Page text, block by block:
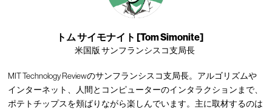
トム サイモナイト [Tom Simonite]
米国版 サンフランシスコ支局長
MIT Technology Reviewのサンフランシスコ支局長。アルゴリズムや
インターネット、人間とコンピューターのインタラクションまで、
ポテトチップスを頬ばりながら楽しんでいます。主に取材するのは